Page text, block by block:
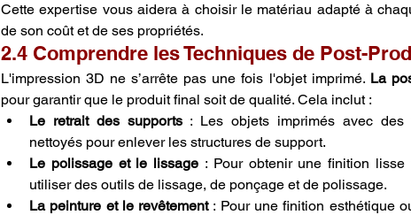
Cette expertise vous aidera à choisir le matériau adapté à
de son coût et de ses propriétés.
2.4 Comprendre les Techniques de Post-
L'impression 3D ne s’arrête pas une fois l'objet imprimé. La
pour garantir que le produit final soit de qualité. Cela inclut :
Le retrait des supports : Les objets imprimés avec des
nettoyés pour enlever les structures de support.
Le polissage et le lissage : Pour obtenir une finition
utiliser des outils de lissage, de ponçage et de polissage.
La peinture et le revêtement : Pour une finition esthétique